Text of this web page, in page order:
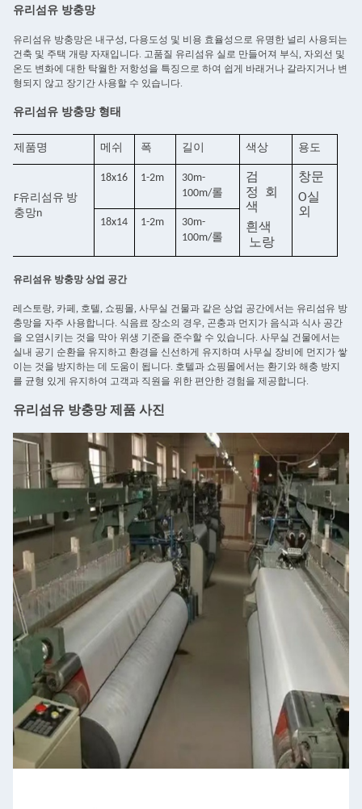
유리섬유 방충망
유리섬유 방충망은 내구성, 다용도성 및 비용 효율성으로 유명한 널리 사용되는
건축 및 주택 개량 자재입니다. 고품질 유리섬유 실로 만들어져 부식, 자외선 및
온도 변화에 대한 탁월한 저항성을 특징으로 하여 쉽게 바래거나 갈라지거나 변
형되지 않고 장기간 사용할 수 있습니다.
유리섬유 방충망 형태
제품명 메쉬 폭 길이 색상 용도
F유리섬유 방
충망n
18x16 1-2m
30m-
100m/롤
검
정
회
색
흰색
노랑
창문
O실
외
18x14 1-2m
30m-
100m/롤
유리섬유 방충망 상업 공간
레스토랑, 카페, 호텔, 쇼핑몰, 사무실 건물과 같은 상업 공간에서는 유리섬유 방
충망을 자주 사용합니다. 식음료 장소의 경우, 곤충과 먼지가 음식과 식사 공간
을 오염시키는 것을 막아 위생 기준을 준수할 수 있습니다. 사무실 건물에서는
실내 공기 순환을 유지하고 환경을 신선하게 유지하며 사무실 장비에 먼지가 쌓
이는 것을 방지하는 데 도움이 됩니다. 호텔과 쇼핑몰에서는 환기와 해충 방지
를 균형 있게 유지하여 고객과 직원을 위한 편안한 경험을 제공합니다.
유리섬유 방충망 제품 사진